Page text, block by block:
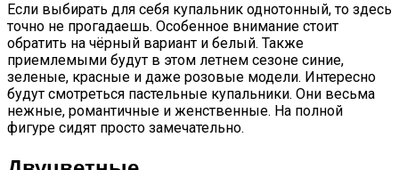
Если выбирать для себя купальник однотонный, то здесь
точно не прогадаешь. Особенное внимание стоит
обратить на чёрный вариант и белый. Также
приемлемыми будут в этом летнем сезоне синие,
зеленые, красные и даже розовые модели. Интересно
будут смотреться пастельные купальники. Они весьма
нежные, романтичные и женственные. На полной
фигуре сидят просто замечательно.